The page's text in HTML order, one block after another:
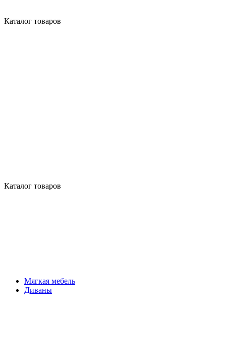
Каталог товаров
Каталог товаров
Мягкая мебель
Диваны